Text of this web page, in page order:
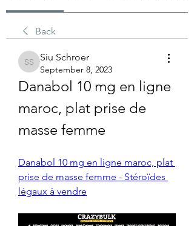
Back
Siu Schroer
Siu Schroer
September 8, 2023
Danabol 10 mg en ligne
maroc, plat prise de
masse femme
Danabol 10 mg en ligne maroc, plat
prise de masse femme - Stéroïdes
légaux à vendre